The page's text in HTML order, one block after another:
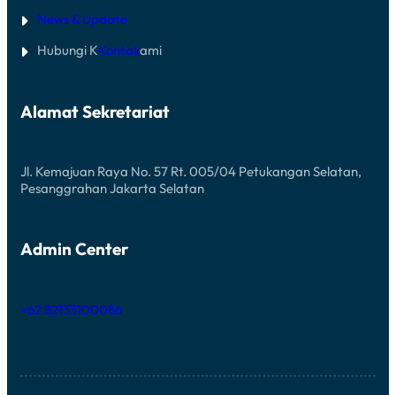
News & Update
Hubungi KKontakami
Alamat Sekretariat
Jl. Kemajuan Raya No. 57 Rt. 005/04 Petukangan Selatan,
Pesanggrahan Jakarta Selatan
Admin Center
+62 82133100086